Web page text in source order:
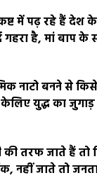
में पढ़ रहे हैं देश
गहरा है, मां बाप
नाटो बनने से
युद्ध का जुगाड़
की तरफ जाते हैं
नहीं जाते तो